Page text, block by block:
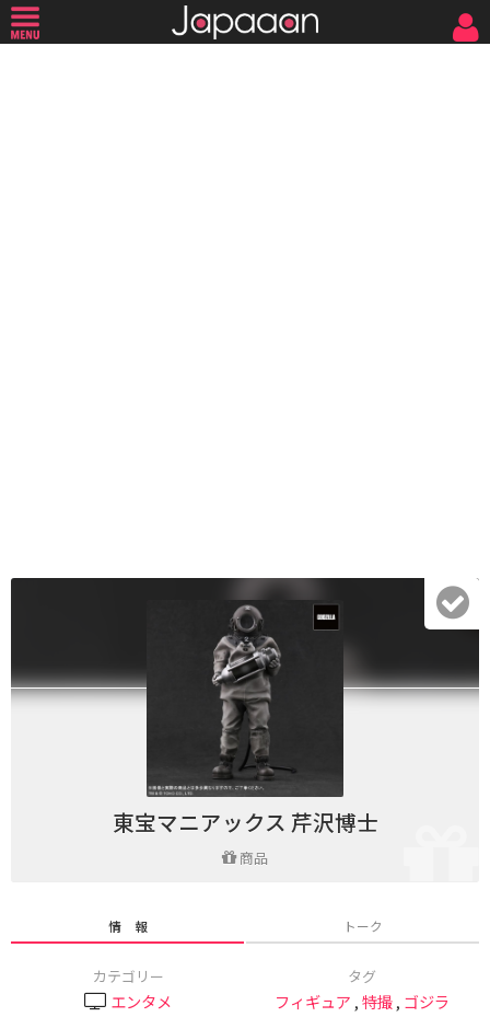
東宝マニアックス 芹沢博士
商品
情 報 トーク
カテゴリー
エンタメ
タグ
フィギュア ,特撮, ゴジラ